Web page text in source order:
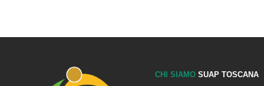
CHI SIAMOSUAP TOSCANA